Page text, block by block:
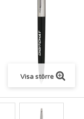
Visa större